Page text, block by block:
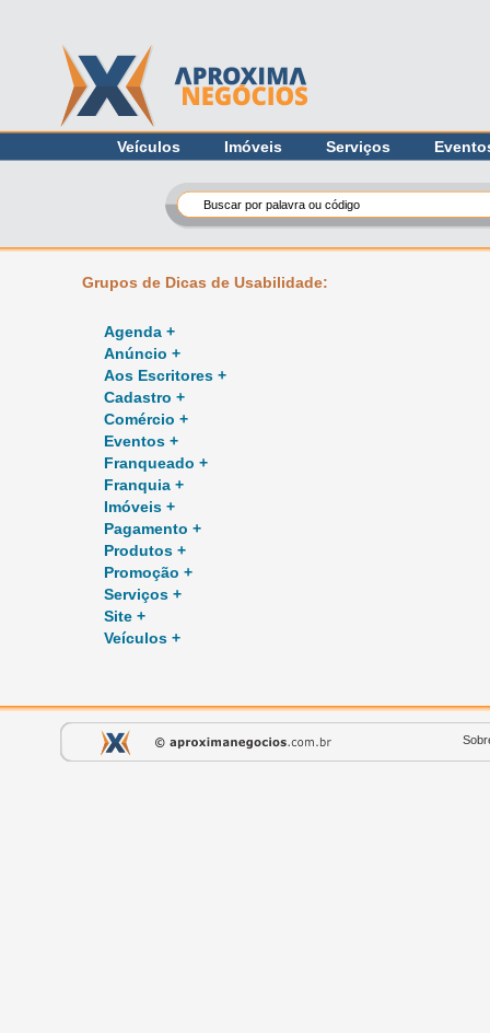
Veículos Imóveis Serviços
Grupos de Dicas de Usabilidade:
Agenda +
Anúncio +
Aos Escritores +
Cadastro +
Comércio +
Eventos +
Franqueado +
Franquia +
Imóveis +
Pagamento +
Produtos +
Promoção +
Serviços +
Site +
Veículos +